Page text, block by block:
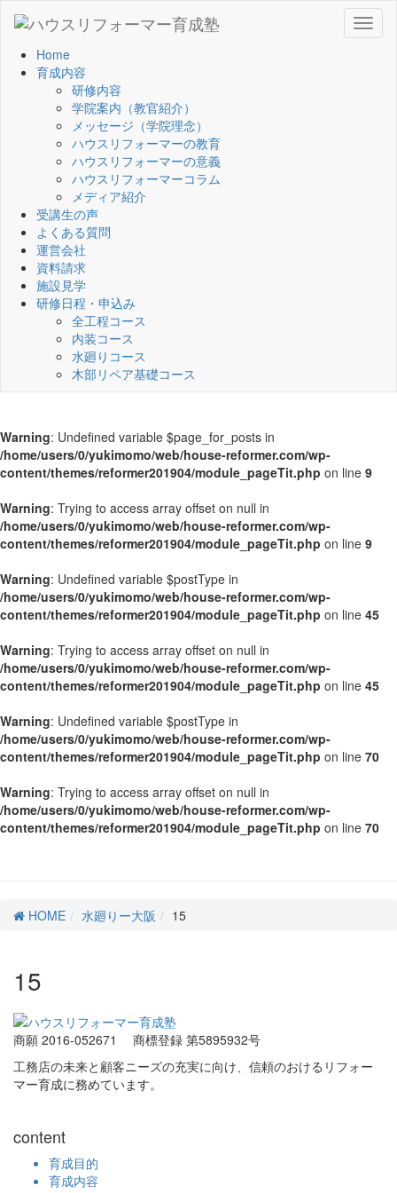
Home
育成内容
研修内容
学院案内（教官紹介）
メッセージ（学院理念）
ハウスリフォーマーの教育
ハウスリフォーマーの意義
ハウスリフォーマーコラム
メディア紹介
受講生の声
よくある質問
運営会社
資料請求
施設見学
研修日程・申込み
全工程コース
内装コース
水廻りコース
木部リペア基礎コース
Warning: Undefined variable $page_for_posts in
/home/users/0/yukimomo/web/house-reformer.com/wp-
content/themes/reformer201904/module_pageTit.php on line 9
Warning: Trying to access array offset on null in
/home/users/0/yukimomo/web/house-reformer.com/wp-
content/themes/reformer201904/module_pageTit.php on line 9
Warning: Undefined variable $postType in
/home/users/0/yukimomo/web/house-reformer.com/wp-
content/themes/reformer201904/module_pageTit.php on line 45
Warning: Trying to access array offset on null in
/home/users/0/yukimomo/web/house-reformer.com/wp-
content/themes/reformer201904/module_pageTit.php on line 45
Warning: Undefined variable $postType in
/home/users/0/yukimomo/web/house-reformer.com/wp-
content/themes/reformer201904/module_pageTit.php on line 70
Warning: Trying to access array offset on null in
/home/users/0/yukimomo/web/house-reformer.com/wp-
content/themes/reformer201904/module_pageTit.php on line 70
HOME 水廻りー大阪 15
15
商願 2016-052671
商標登録 第5895932号
工務店の未来と顧客ニーズの充実に向け、信頼のおけるリフォー
マー育成に務めています。
content
育成目的
育成内容